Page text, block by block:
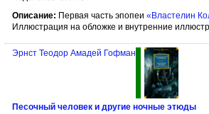
Описание: Первая часть эпопеи «Властелин
Иллюстрация на обложке и внутренние
Эрнст Теодор Амадей Гофман
Песочный человек и другие ночные этюды